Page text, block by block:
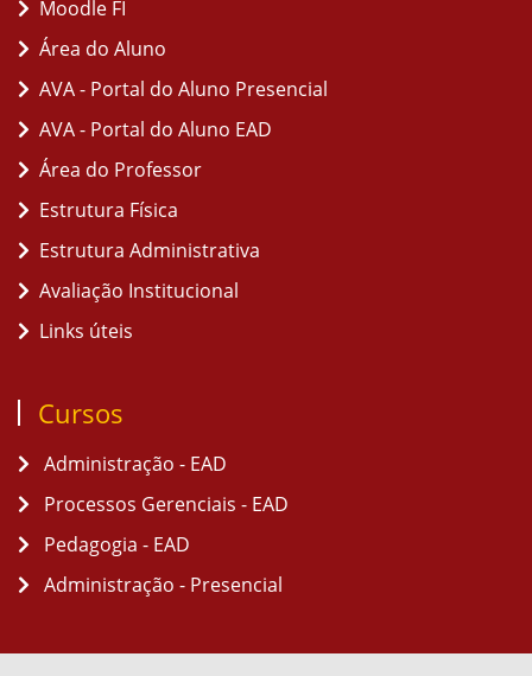
Moodle FI
Área do Aluno
AVA - Portal do Aluno Presencial
AVA - Portal do Aluno EAD
Área do Professor
Estrutura Física
Estrutura Administrativa
Avaliação Institucional
Links úteis
Cursos
Administração - EAD
Processos Gerenciais - EAD
Pedagogia - EAD
Administração - Presencial